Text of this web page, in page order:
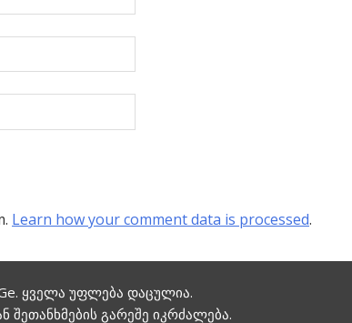
Learn how your comment data is processed.
. ყველა უფლება დაცულია.
გარეშე იკრძალება.